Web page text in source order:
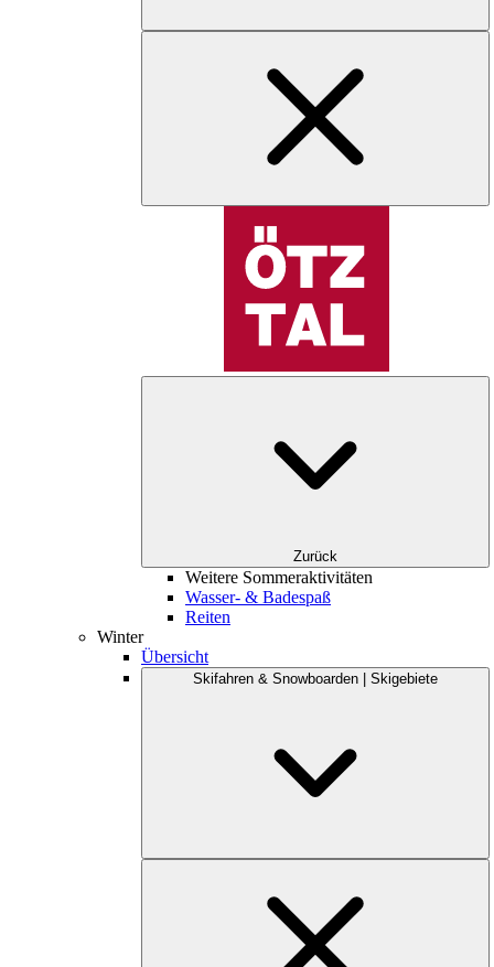
Zurück
Weitere Sommeraktivitäten
Wasser- & Badespaß
Reiten
Winter
Übersicht
Skifahren & Snowboarden | Skigebiete